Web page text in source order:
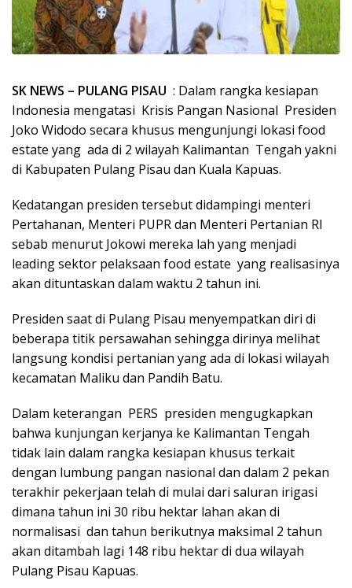
SK NEWS – PULANG PISAU : Dalam rangka kesiapan
Indonesia mengatasi Krisis Pangan Nasional Presiden
Joko Widodo secara khusus mengunjungi lokasi food
estate yang ada di 2 wilayah Kalimantan Tengah yakni
di Kabupaten Pulang Pisau dan Kuala Kapuas.
Kedatangan presiden tersebut didampingi menteri
Pertahanan, Menteri PUPR dan Menteri Pertanian RI
sebab menurut Jokowi mereka lah yang menjadi
leading sektor pelaksaan food estate yang realisasinya
akan dituntaskan dalam waktu 2 tahun ini.
Presiden saat di Pulang Pisau menyempatkan diri di
beberapa titik persawahan sehingga dirinya melihat
langsung kondisi pertanian yang ada di lokasi wilayah
kecamatan Maliku dan Pandih Batu.
Dalam keterangan PERS presiden mengugkapkan
bahwa kunjungan kerjanya ke Kalimantan Tengah
tidak lain dalam rangka kesiapan khusus terkait
dengan lumbung pangan nasional dan dalam 2 pekan
terakhir pekerjaan telah di mulai dari saluran irigasi
dimana tahun ini 30 ribu hektar lahan akan di
normalisasi dan tahun berikutnya maksimal 2 tahun
akan ditambah lagi 148 ribu hektar di dua wilayah
Pulang Pisau Kapuas.